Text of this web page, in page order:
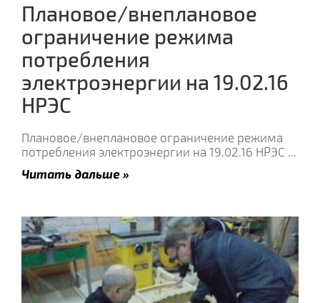
Плановое/внеплановое
ограничение режима
потребления
электроэнергии на 19.02.16
НРЭС
Плановое/внеплановое ограничение режима
потребления электроэнергии на 19.02.16 НРЭС ...
Читать дальше »